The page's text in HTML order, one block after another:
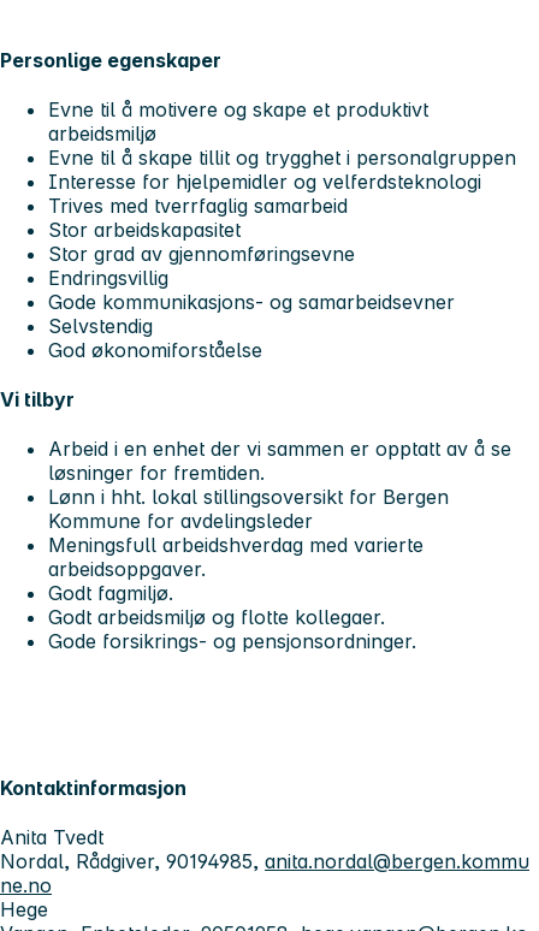
Personlige egenskaper
Evne til å motivere og skape et produktivt
arbeidsmiljø
Evne til å skape tillit og trygghet i personalgruppen
Interesse for hjelpemidler og velferdsteknologi
Trives med tverrfaglig samarbeid
Stor arbeidskapasitet
Stor grad av gjennomføringsevne
Endringsvillig
Gode kommunikasjons- og samarbeidsevner
Selvstendig
God økonomiforståelse
Vi tilbyr
Arbeid i en enhet der vi sammen er opptatt av å se
løsninger for fremtiden.
Lønn i hht. lokal stillingsoversikt for Bergen
Kommune for avdelingsleder
Meningsfull arbeidshverdag med varierte
arbeidsoppgaver.
Godt fagmiljø.
Godt arbeidsmiljø og flotte kollegaer.
Gode forsikrings- og pensjonsordninger.
Kontaktinformasjon
Anita Tvedt
Nordal, Rådgiver, 90194985, anita.nordal@bergen.kommu
ne.no
Hege